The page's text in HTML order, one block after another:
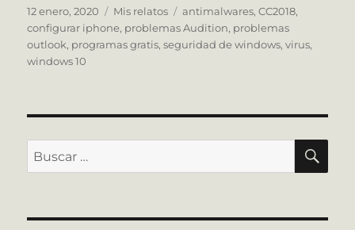
Publicado
el
12 enero, 2020 Categorías
Mis relatos Etiquetas
antimalwares,CC2018,
configurar iphone, problemas Audition, problemas
outlook, programas gratis,seguridad de windows,virus,
windows 10
Buscar
por: